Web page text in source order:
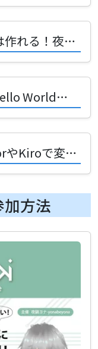
秋葉原に行けなくてもZ80は作れる！夜鍋ヨナさんが語る自作PCの魅力
VRChat CS集会3周年！「Hello World」から始まる技術の冒険譚
AI搭載IDEの最前線！CursorやKiroで変わる次世代の開発体験
加方法